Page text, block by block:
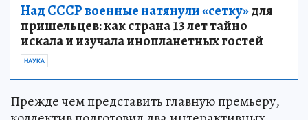
Над СССР военные натянули «сетку»для
пришельцев: как страна 13 лет тайно
искала и изучала инопланетных гостей
НАУКА
Прежде чем представить главную премьеру,